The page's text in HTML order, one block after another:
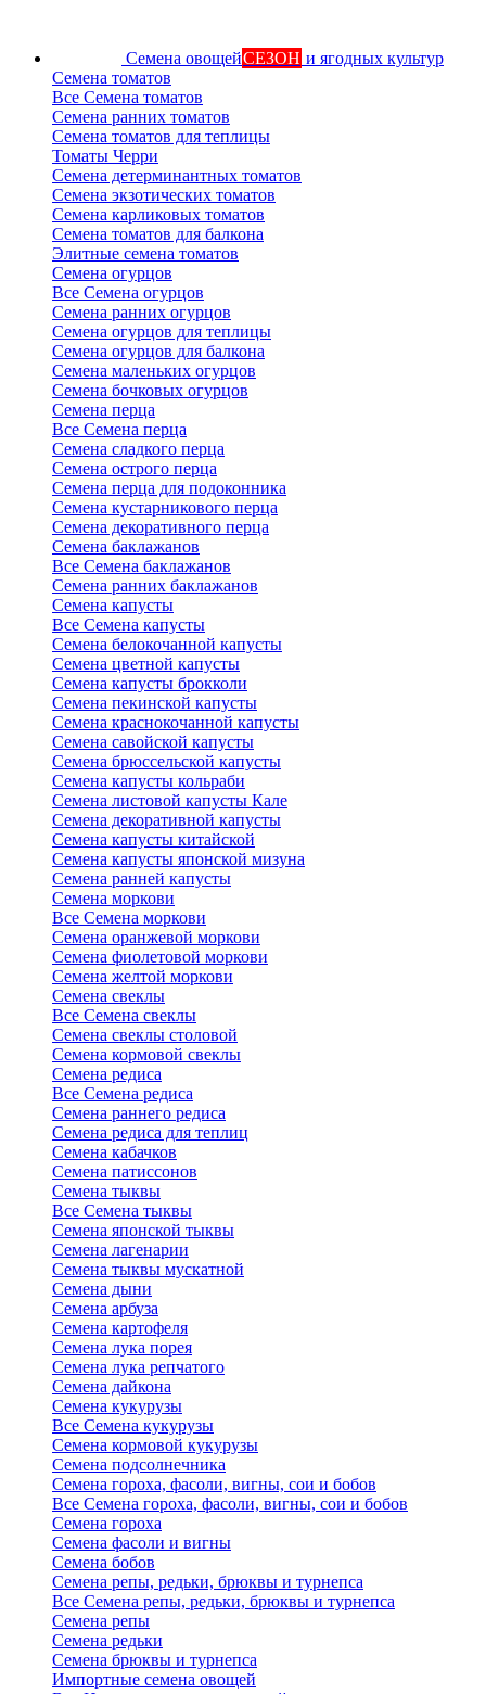
Семена овощейСЕЗОН и ягодных культур
Семена томатов
Все Семена томатов
Семена ранних томатов
Семена томатов для теплицы
Томаты Черри
Семена детерминантных томатов
Семена экзотических томатов
Семена карликовых томатов
Семена томатов для балкона
Элитные семена томатов
Семена огурцов
Все Семена огурцов
Семена ранних огурцов
Семена огурцов для теплицы
Семена огурцов для балкона
Семена маленьких огурцов
Семена бочковых огурцов
Семена перца
Все Семена перца
Семена сладкого перца
Семена острого перца
Семена перца для подоконника
Семена кустарникового перца
Семена декоративного перца
Семена баклажанов
Все Семена баклажанов
Семена ранних баклажанов
Семена капусты
Все Семена капусты
Семена белокочанной капусты
Семена цветной капусты
Семена капусты брокколи
Семена пекинской капусты
Семена краснокочанной капусты
Семена савойской капусты
Семена брюссельской капусты
Семена капусты кольраби
Семена листовой капусты Кале
Семена декоративной капусты
Семена капусты китайской
Семена капусты японской мизуна
Семена ранней капусты
Семена моркови
Все Семена моркови
Семена оранжевой моркови
Семена фиолетовой моркови
Семена желтой моркови
Семена свеклы
Все Семена свеклы
Семена свеклы столовой
Семена кормовой свеклы
Семена редиса
Все Семена редиса
Семена раннего редиса
Семена редиса для теплиц
Семена кабачков
Семена патиссонов
Семена тыквы
Все Семена тыквы
Семена японской тыквы
Семена лагенарии
Семена тыквы мускатной
Семена дыни
Семена арбуза
Семена картофеля
Семена лука порея
Семена лука репчатого
Семена дайкона
Семена кукурузы
Все Семена кукурузы
Семена кормовой кукурузы
Семена подсолнечника
Семена гороха, фасоли, вигны, сои и бобов
Все Семена гороха, фасоли, вигны, сои и бобов
Семена гороха
Семена фасоли и вигны
Семена бобов
Семена репы, редьки, брюквы и турнепса
Все Семена репы, редьки, брюквы и турнепса
Семена репы
Семена редьки
Семена брюквы и турнепса
Импортные семена овощей